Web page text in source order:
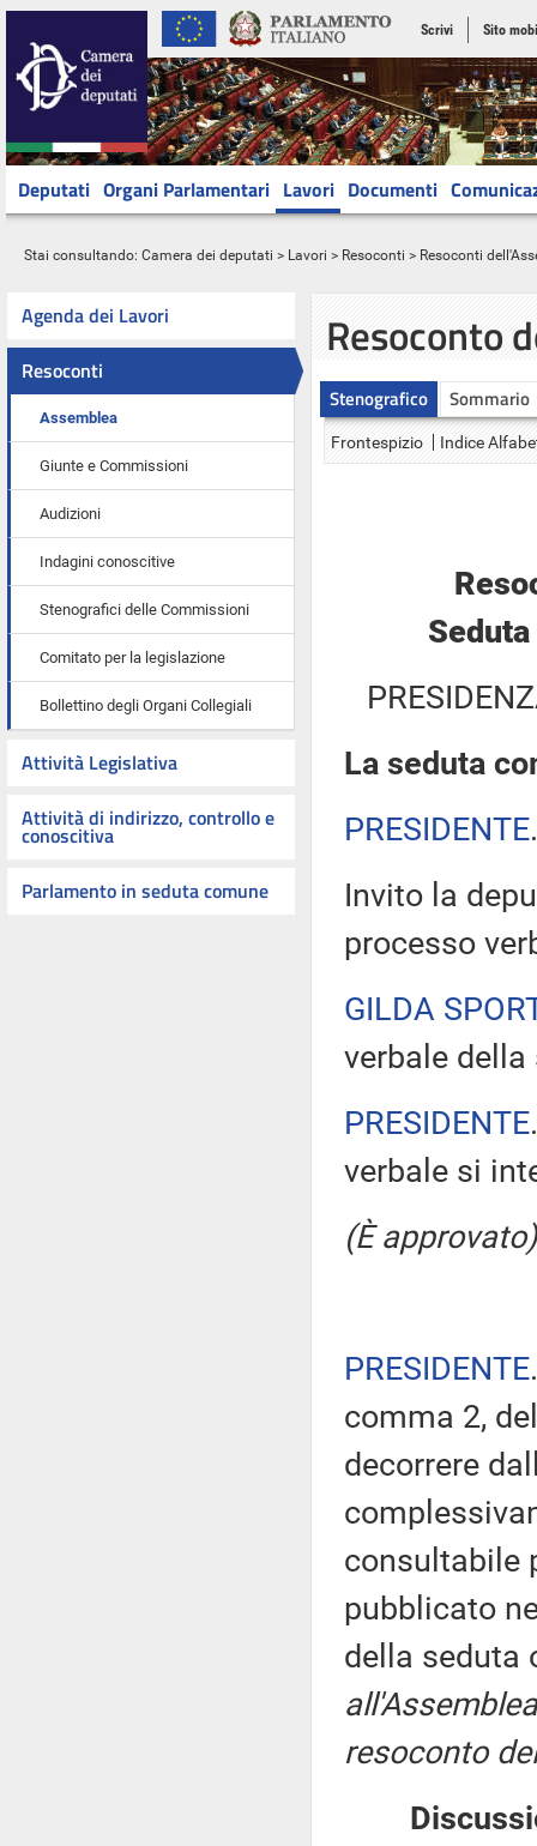
Scrivi Sito
Deputati Organi Parlamentari Lavori Documenti
Stai consultando: Camera dei deputati > Lavori > Resoconti > Resoconti
Agenda dei Lavori
Resoconti
Assemblea
Giunte e Commissioni
Audizioni
Indagini conoscitive
Stenografici delle Commissioni
Comitato per la legislazione
Bollettino degli Organi Collegiali
Attività Legislativa
Attività di indirizzo, controllo e
conoscitiva
Parlamento in seduta comune
Resoconto
Stenografico Sommario
Frontespizio Indice
La seduta
PRESIDENTE
Invito la
processo
GILDA
verbale
PRESIDENTE
verbale si
(È approvato)
PRESIDENTE
comma 2,
decorrere
consultabile
pubblicato
della seduta
resoconto